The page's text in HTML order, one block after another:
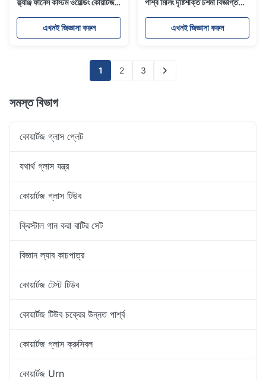
ফ্ল্যাঞ্জ ফার্নেস কাস্টম ওয়েল্ডিং কোয়ার্টজ
এখনই জিজ্ঞাসা করুন
পার্শ্ব মিলিং দৃষ্টিশক্তি চশমা বিজ্ঞপ্তি
এখনই জিজ্ঞাসা করুন
1 2 3
সমস্ত বিভাগ
কোয়ার্টজ গ্লাস প্লেট
যথার্থ গ্লাস যন্ত্র
কোয়ার্টজ গ্লাস টিউব
ক্রিস্টাল গান করা বাটির সেট
বিজ্ঞান ল্যাব কাচপাত্র
কোয়ার্টজ টেস্ট টিউব
কোয়ার্টজ টিউব চক্রের উন্নত পার্শ্ব
কোয়ার্টজ গ্লাস ক্রুসিবল
কোয়ার্টজ Urn